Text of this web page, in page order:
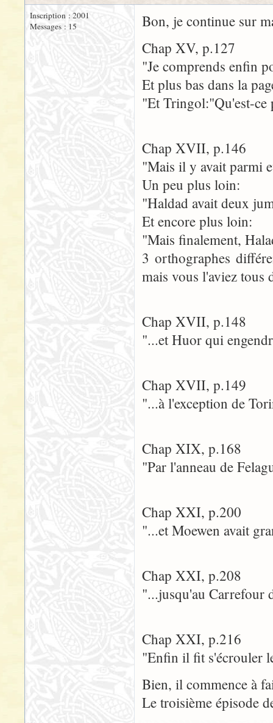
Inscription : 2001
Messages : 15
Bon, je continue sur
Chap XV, p.127
"Je comprends enfin
Et plus bas dans la
"Et Tringol:"Qu'est-ce
Chap XVII, p.146
"Mais il y avait parmi
Un peu plus loin:
"Haldad avait deux
Et encore plus loin:
"Mais finalement,
3 orthographes
mais vous l'aviez tous
Chap XVII, p.148
"...et Huor qui
Chap XVII, p.149
"...à l'exception de
Chap XIX, p.168
"Par l'anneau de
Chap XXI, p.200
"...et Moewen avait
Chap XXI, p.208
"...jusqu'au Carrefour
Chap XXI, p.216
"Enfin il fit s'écrouler
Bien, il commence à
Le troisième épisode